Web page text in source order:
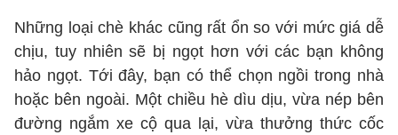
Những loại chè khác cũng rất ổn so với mức giá dễ
chịu, tuy nhiên sẽ bị ngọt hơn với các bạn không
hảo ngọt. Tới đây, bạn có thể chọn ngồi trong nhà
hoặc bên ngoài. Một chiều hè dìu dịu, vừa nép bên
đường ngắm xe cộ qua lại, vừa thưởng thức cốc